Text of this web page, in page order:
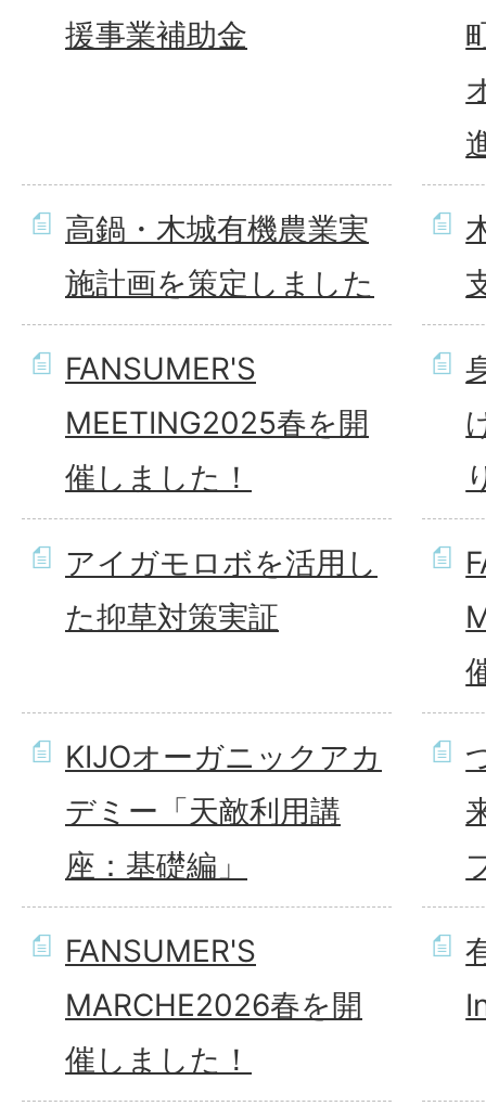
援事業補助金
高鍋・木城有機農業実
施計画を策定しました
FANSUMER'S
MEETING2025春を開
催しました！
アイガモロボを活用し
た抑草対策実証
KIJOオーガニックアカ
デミー「天敵利用講
座：基礎編」
FANSUMER'S
MARCHE2026春を開
催しました！